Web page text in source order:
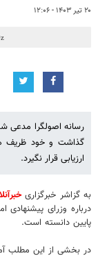
۲۰ تیر ۱۴۰۳ - ۱۲:۰۶
رسانه اصولگرا مدعی
گذاشت و خود ظریف
ارزیابی قرار نگیرد.
به گزاشر خبرگزاری
درباره وزرای
پایین دانسته است.
در بخشی از این مطلب